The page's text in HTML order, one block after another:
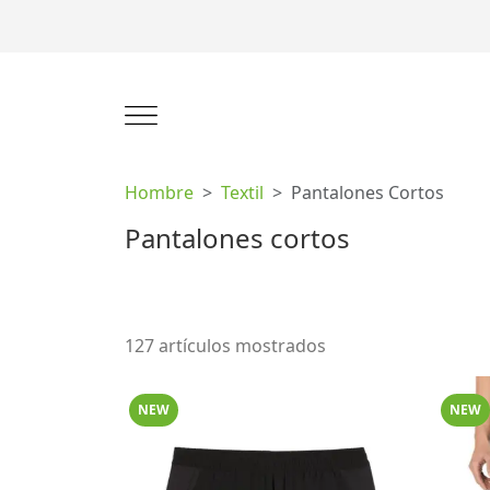
Hombre Textil Pantalones Cortos
Pantalones cortos
127 artículos mostrados
NEW NEW